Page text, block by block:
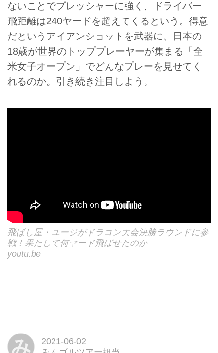
ないことでプレッシャーに強く、ドライバー
飛距離は240ヤードを超えてくるという。得意
だというアイアンショットを武器に、日本の
18歳が世界のトッププレーヤーが集まる「全
米女子オープン」でどんなプレーを見せてく
れるのか。引き続き注目しよう。
飛ばし屋・ユージがドラコン大会決勝ラウンドに参
戦！果たして何ヤード飛ばせたのか
youtu.be
み
2021-06-02